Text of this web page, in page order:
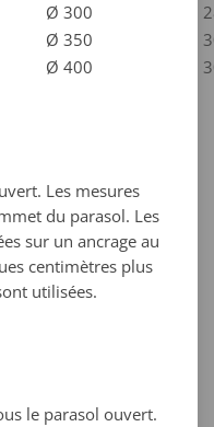
Ø 300
Ø 350
Ø 400
Les mesures
du parasol. Les
sur un ancrage au
centimètres plus
utilisées.
le parasol ouvert.